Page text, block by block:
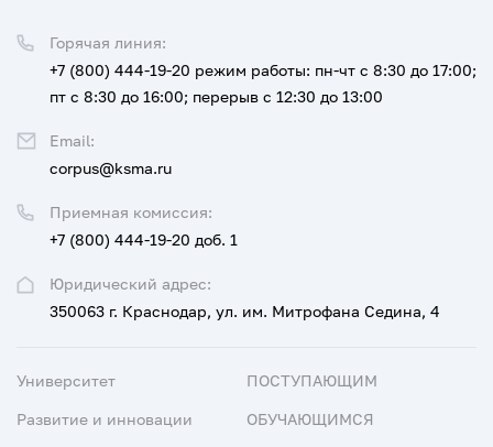
Юридический адрес:
350063 г. Краснодар, ул. им. Митрофана Седина, 4
Приемная комиссия:
+7 (800) 444-19-20 доб. 1
Горячая линия:
+7 (800) 444-19-20 режим работы: пн-чт с 8:30 до 17:00;
пт с 8:30 до 16:00; перерыв с 12:30 до 13:00
Email:
corpus@ksma.ru
Университет
Развитие и инновации
ПОСТУПАЮЩИМ
ОБУЧАЮЩИМСЯ